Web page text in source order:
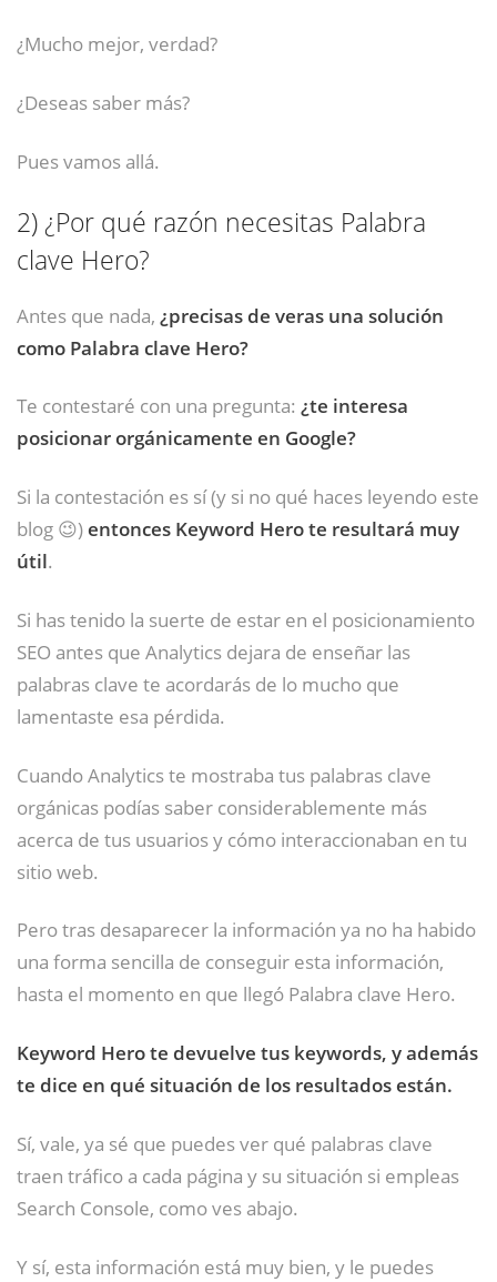
¿Mucho mejor, verdad?
¿Deseas saber más?
Pues vamos allá.
2)¿Por qué razón necesitas Palabra
clave Hero?
Antes que nada, ¿precisas de veras una solución
como Palabra clave Hero?
Te contestaré con una pregunta: ¿te interesa
posicionar orgánicamente en Google?
Si la contestación es sí (y si no qué haces leyendo este
blog 😉)entonces Keyword Hero te resultará muy
útil.
Si has tenido la suerte de estar en el posicionamiento
SEO antes que Analytics dejara de enseñar las
palabras clave te acordarás de lo mucho que
lamentaste esa pérdida.
Cuando Analytics te mostraba tus palabras clave
orgánicas podías saber considerablemente más
acerca de tus usuarios y cómo interaccionaban en tu
sitio web.
Pero tras desaparecer la información ya no ha habido
una forma sencilla de conseguir esta información,
hasta el momento en que llegó Palabra clave Hero.
Keyword Hero te devuelve tus keywords, y además
te dice en qué situación de los resultados están.
Sí, vale, ya sé que puedes ver qué palabras clave
traen tráfico a cada página y su situación si empleas
Search Console, como ves abajo.
Y sí, esta información está muy bien, y le puedes